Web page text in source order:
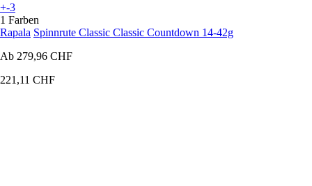
+-3
1 Farben
Rapala Spinnrute Classic Classic Countdown 14-42g
Ab 279,96 CHF
221,11 CHF